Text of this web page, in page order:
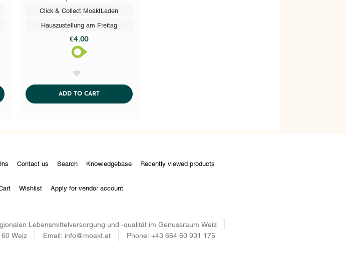
Click & Collect MoaktLaden
Hauszustellung am Freitag
€4.00
ADD TO CARTADDTOCART
Contact us Search Knowledgebase Recently viewed products
Wishlist Apply for vendor account
Lebensmittelversorgung und -qualität im Genussraum Weiz
Weiz Email: info@moakt.at Phone: +43 664 60 931 175